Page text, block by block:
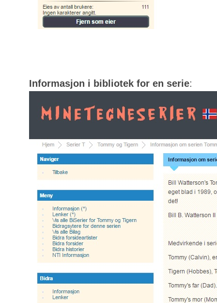
Informasjon i bibliotek for en serie: